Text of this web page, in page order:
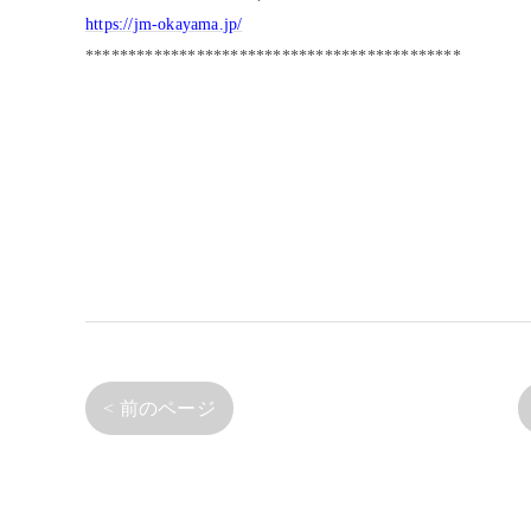
https://jm-okayama.jp/
********************************************
< 前のページ